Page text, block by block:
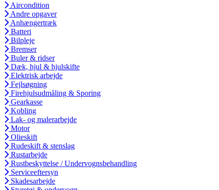
Aircondition
Andre opgaver
Anhængertræk
Batteri
Bilpleje
Bremser
Buler & ridser
Dæk, hjul & hjulskifte
Elektrisk arbejde
Fejlsøgning
Firehjulsudmåling & Sporing
Gearkasse
Kobling
Lak- og malerarbejde
Motor
Olieskift
Rudeskift & stenslag
Rustarbejde
Rustbeskyttelse / Undervognsbehandling
Serviceeftersyn
Skadesarbejde